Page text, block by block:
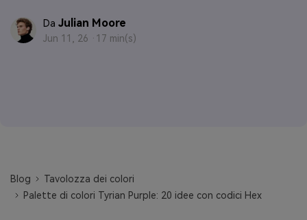
Da Julian Moore
Jun 11, 26 · 17 min(s)
Blog
Tavolozza dei colori
Palette di colori Tyrian Purple: 20 idee con codici Hex